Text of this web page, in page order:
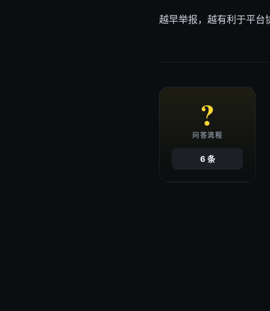
越早举报，越有利于平
?
问答流程
6 条